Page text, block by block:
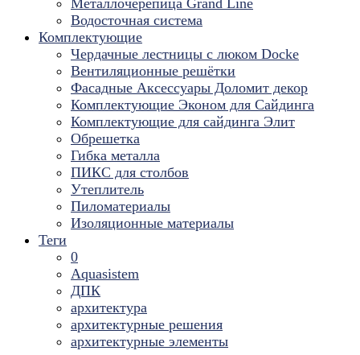
Металлочерепица Grand Line
Водосточная система
Комплектующие
Чердачные лестницы с люком Docke
Вентиляционные решётки
Фасадные Аксессуары Доломит декор
Комплектующие Эконом для Сайдинга
Комплектующие для cайдинга Элит
Обрешетка
Гибка металла
ПИКС для столбов
Утеплитель
Пиломатериалы
Изоляционные материалы
Теги
0
Aquasistem
ДПК
архитектура
архитектурные решения
архитектурные элементы